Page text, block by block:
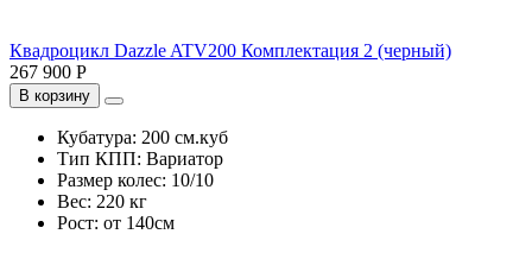
Квадроцикл Dazzle ATV200 Комплектация 2 (черный)
267 900 Р
В корзину
Кубатура: 200 см.куб
Тип КПП: Вариатор
Размер колес: 10/10
Вес: 220 кг
Рост: от 140см